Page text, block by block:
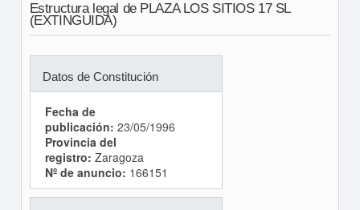
Estructura legal de PLAZA LOS SITIOS 17 SL
(EXTINGUIDA)
Datos de Constitución
Fecha de
publicación: 23/05/1996
Provincia del
registro: Zaragoza
Nº de anuncio: 166151